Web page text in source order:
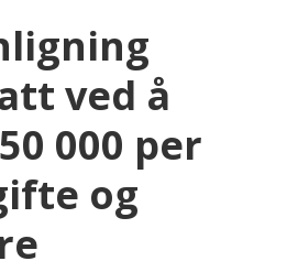
ved å
000 per
og